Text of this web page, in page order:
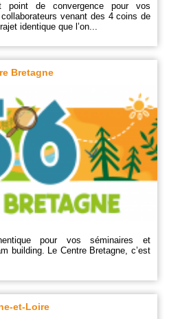
point de convergence pour vos
venant des 4 coins de
identique que l’on...
Bretagne
pour vos séminaires et
building. Le Centre Bretagne, c’est
et-Loire